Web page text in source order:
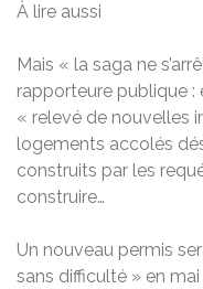
À lire aussi
Mais « la saga ne
rapporteure publique :
« relevé de nouvelles
logements accolés
construits par les
construire…
Un nouveau permis
sans difficulté » en